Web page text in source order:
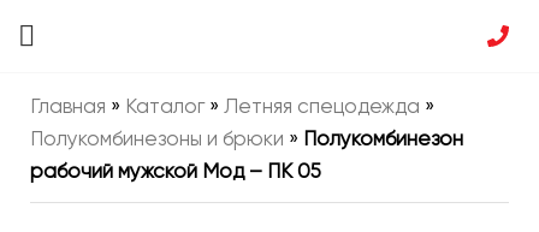
Главная » Каталог» Летняя спецодежда »
Полукомбинезоны и брюки » Полукомбинезон
рабочий мужской Мод – ПК 05